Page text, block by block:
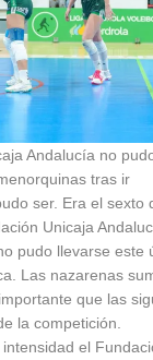
Andalucía no
tras ir
ser. Era el sexto
Unicaja
pudo llevarse este
Las nazarenas
que las
la competición.
el